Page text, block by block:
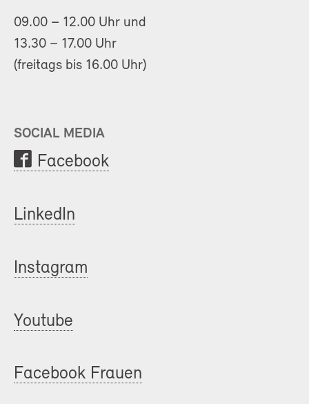
09.00 – 12.00 Uhr und
13.30 – 17.00 Uhr
(freitags bis 16.00 Uhr)
SOCIAL MEDIA
Facebook
LinkedIn
Instagram
Youtube
Facebook Frauen